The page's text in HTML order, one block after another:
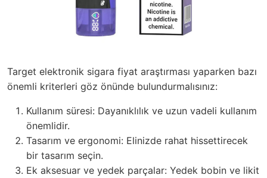
Target elektronik sigara fiyat araştırması yaparken bazı
önemli kriterleri göz önünde bulundurmalısınız:
Kullanım süresi: Dayanıklılık ve uzun vadeli kullanım
önemlidir.
Tasarım ve ergonomi: Elinizde rahat hissettirecek
bir tasarım seçin.
Ek aksesuar ve yedek parçalar: Yedek bobin ve likit